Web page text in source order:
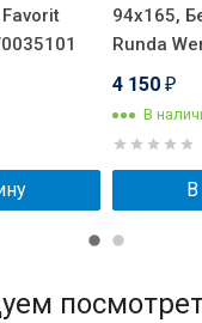
94х165,
Runda
4 150 ₽
В